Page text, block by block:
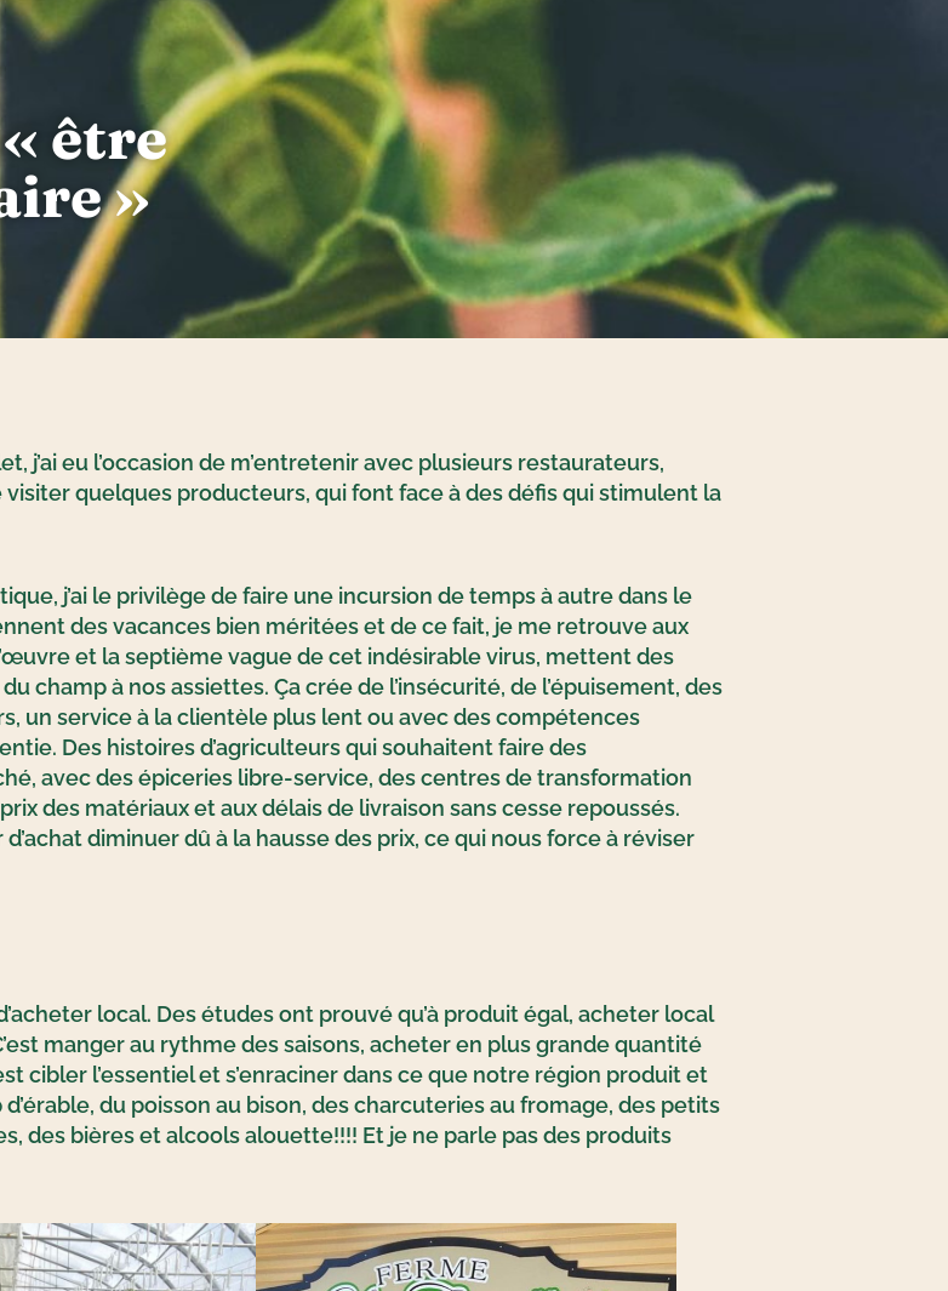
être
»
j’ai eu l’occasion de m’entretenir avec plusieurs restaurateurs,
quelques producteurs, qui font face à des défis qui stimulent la
j’ai le privilège de faire une incursion de temps à autre dans le
des vacances bien méritées et de ce fait, je me retrouve aux
et la septième vague de cet indésirable virus, mettent des
champ à nos assiettes. Ça crée de l’insécurité, de l’épuisement, des
un service à la clientèle plus lent ou avec des compétences
Des histoires d’agriculteurs qui souhaitent faire des
avec des épiceries libre-service, des centres de transformation
des matériaux et aux délais de livraison sans cesse repoussés.
diminuer dû à la hausse des prix, ce qui nous force à réviser
local. Des études ont prouvé qu’à produit égal, acheter local
manger au rythme des saisons, acheter en plus grande quantité
cibler l’essentiel et s’enraciner dans ce que notre région produit et
du poisson au bison, des charcuteries au fromage, des petits
des bières et alcools alouette!!!! Et je ne parle pas des produits